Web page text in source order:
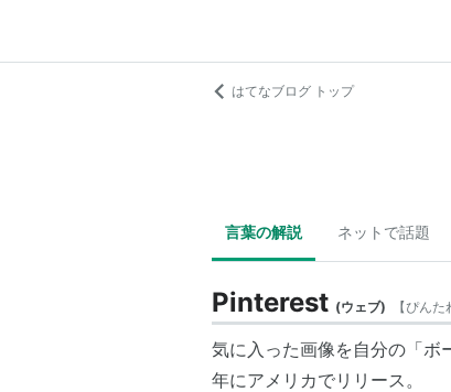
はてなブログ トップ
言葉の解説 ネットで話題
Pinterest (ウェブ) 【ぴんた
気に入った画像を自分の「
年にアメリカでリリース。